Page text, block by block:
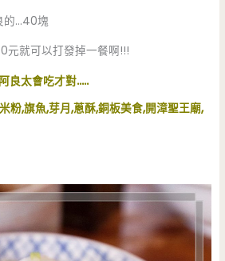
的…40塊
元就可以打發掉一餐啊!!!
良太會吃才對…..